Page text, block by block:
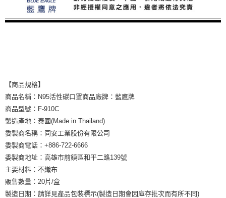
【商品規格】
商品名稱：N95活性碳口罩商品廠牌：藍鷹牌
商品型號：F-910C
製造產地：泰國(Made in Thailand)
委製商名稱：同安工業股份有限公司
委製商電話：+886-722-6666
委製商地址：高雄市前鎮區和平二路139號
主要材料：不織布
販售數量：20片/盒
製造日期：請詳見產品包裝標示(製造日期會因庫存批次而有所不同)